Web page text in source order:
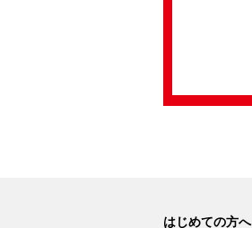
はじめての方へ